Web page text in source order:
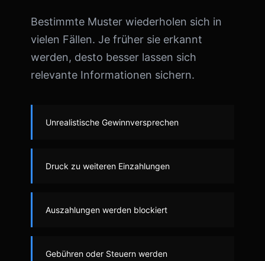
Bestimmte Muster wiederholen sich in
vielen Fällen. Je früher sie erkannt
werden, desto besser lassen sich
relevante Informationen sichern.
Unrealistische Gewinnversprechen
Druck zu weiteren Einzahlungen
Auszahlungen werden blockiert
Gebühren oder Steuern werden